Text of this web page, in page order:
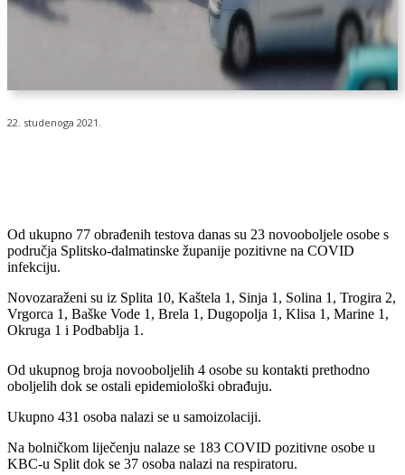
22. studenoga 2021.
Od ukupno 77 obrađenih testova danas su 23 novooboljele osobe s
područja Splitsko-dalmatinske županije pozitivne na COVID
infekciju.
Novozaraženi su iz Splita 10, Kaštela 1, Sinja 1, Solina 1, Trogira 2,
Vrgorca 1, Baške Vode 1, Brela 1, Dugopolja 1, Klisa 1, Marine 1,
Okruga 1 i Podbablja 1.
Od ukupnog broja novooboljelih 4 osobe su kontakti prethodno
oboljelih dok se ostali epidemiološki obrađuju.
Ukupno 431 osoba nalazi se u samoizolaciji.
Na bolničkom liječenju nalaze se 183 COVID pozitivne osobe u
KBC-u Split dok se 37 osoba nalazi na respiratoru.